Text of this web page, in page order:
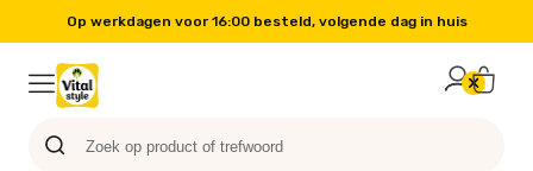
Op werkdagen voor 16:00 besteld, volgende dag in huis